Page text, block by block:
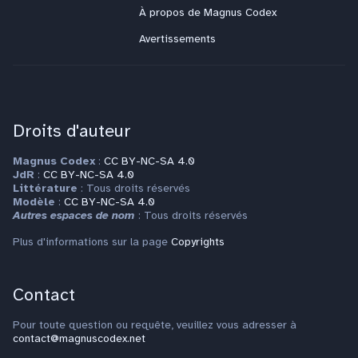
À propos de Magnus Codex
Avertissements
Droits d'auteur
Magnus Codex : CC BY-NC-SA 4.0
JdR : CC BY-NC-SA 4.0
Littérature : Tous droits réservés
Modèle : CC BY-NC-SA 4.0
Autres espaces de nom : Tous droits réservés
Plus d'informations sur la page Copyrights
Contact
Pour toute question ou requête, veuillez vous adresser à
contact@magnuscodex.net